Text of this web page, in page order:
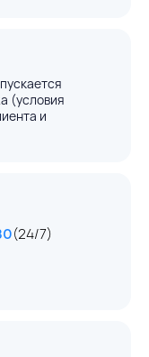
(условия
и
(24/7)